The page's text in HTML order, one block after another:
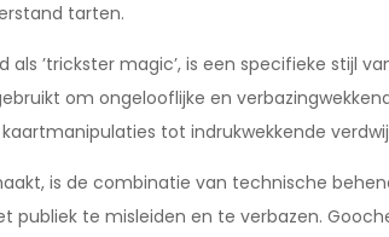
tarten.
als ’trickster magic’, is een specifieke stijl
om ongelooflijke en
tot indrukwekkende
is de combinatie van technische
publiek te misleiden en te verbazen.